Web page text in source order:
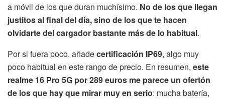
a móvil de los que duran muchísimo. No de los que llegan
justitos al final del día, sino de los que te hacen
olvidarte del cargador bastante más de lo habitual.
Por si fuera poco, añadecertificación IP69, algo muy
poco habitual en este rango de precio. En resumen, este
realme 16 Pro 5G por 289 euros me parece un ofertón
de los que hay que mirar muy en serio: mucha batería,